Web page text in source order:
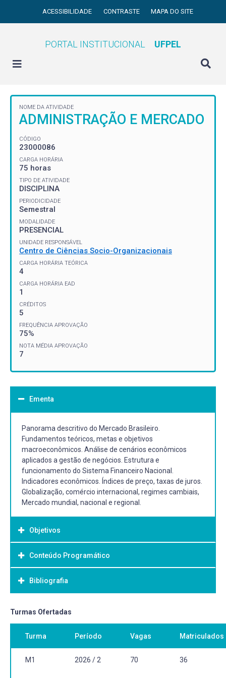
ACESSIBILIDADE CONTRASTE MAPA DO SITE
PORTAL INSTITUCIONAL UFPEL
NOME DA ATIVIDADE
ADMINISTRAÇÃO E MERCADO
CÓDIGO
23000086
CARGA HORÁRIA
75 horas
TIPO DE ATIVIDADE
DISCIPLINA
PERIODICIDADE
Semestral
MODALIDADE
PRESENCIAL
UNIDADE RESPONSÁVEL
Centro de Ciências Socio-Organizacionais
CARGA HORÁRIA TEÓRICA
4
CARGA HORÁRIA EAD
1
CRÉDITOS
5
FREQUÊNCIA APROVAÇÃO
75%
NOTA MÉDIA APROVAÇÃO
7
Ementa
Panorama descritivo do Mercado Brasileiro.
Fundamentos teóricos, metas e objetivos
macroeconômicos. Análise de cenários econômicos
aplicados a gestão de negócios. Estrutura e
funcionamento do Sistema Financeiro Nacional.
Indicadores econômicos. Índices de preço, taxas de juros.
Globalização, comércio internacional, regimes cambiais,
Mercado mundial, nacional e regional.
Objetivos
Objetivo Geral:
Capacitar aos alunos à construção e análise da
operacionalização e funcionamento do mercado mundial,
Conteúdo Programático
Bibliografia
Bibliografia Básica:
GIAMBIAGI, Fabio. Finanças públicas teoria e prática no
Brasil. 5. Rio de Janeiro GEN Atlas 2015 1 recurso online
ISBN 9788595154773.
GREMAUD, Amaury Patrick; VASCONCELLOS, Marco
Turmas Ofertadas
Turma Período Vagas Matriculados
M1 2026 / 2 70 36